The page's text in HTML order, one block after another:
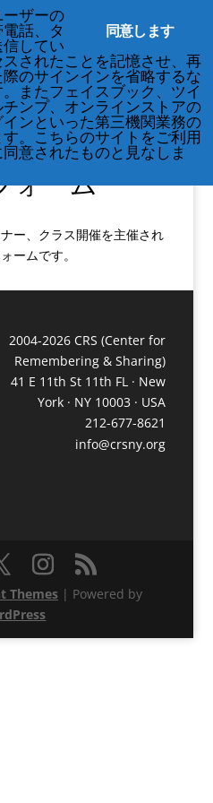
ォーム
ー、クラス開催を主催され
ームです。
2004-2026 CRS (Center for
Remembering & Sharing)
41 E 11th St 11th FL · New
York · NY 10003 · USA
212-677-8621
info@crsny.org
Themes| Powered by
同意します
ーザーの
話、タ
してい
されたことを記憶させ、再
のサインインを省略するな
またフェイスブック、ツイ
ンプ、オンラインストアの
ンといった第三機関業務の
。こちらのサイトをご利用
意されたものと見なしま